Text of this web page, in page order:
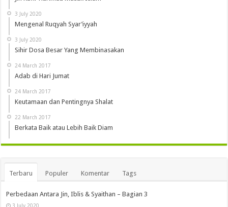
3 July 2020
Mengenal Ruqyah Syar’iyyah
3 July 2020
Sihir Dosa Besar Yang Membinasakan
24 March 2017
Adab di Hari Jumat
24 March 2017
Keutamaan dan Pentingnya Shalat
22 March 2017
Berkata Baik atau Lebih Baik Diam
Terbaru Populer Komentar Tags
Perbedaan Antara Jin, Iblis & Syaithan – Bagian 3
3 July 2020